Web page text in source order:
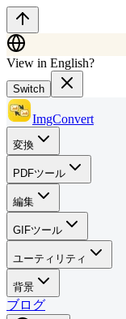
View in English?
Switch
ImgConvert
変換
PDFツール
編集
GIFツール
ユーティリティ
背景
ブログ